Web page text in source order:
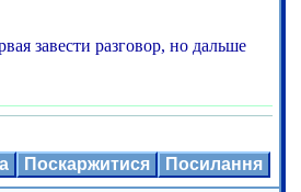
завести разговор, но дальше
Поскаржитися Посилання